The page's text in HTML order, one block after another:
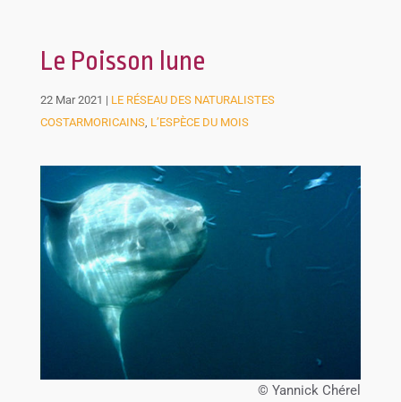
Le Poisson lune
22 Mar 2021 | LE RÉSEAU DES NATURALISTES
COSTARMORICAINS, L’ESPÈCE DU MOIS
© Yannick Chérel